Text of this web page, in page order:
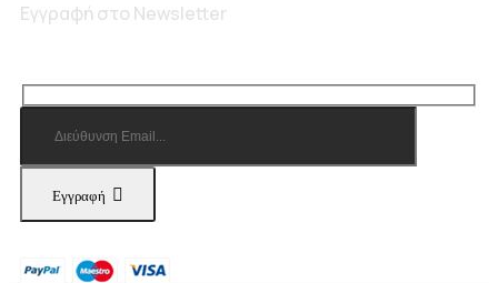
Εγγραφή στο Newsletter
Εγγραφή